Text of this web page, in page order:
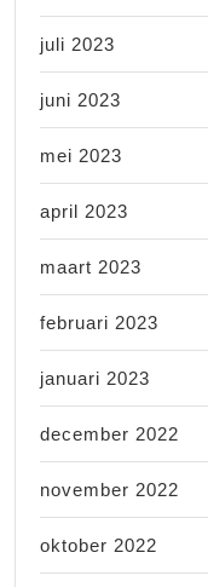
juli 2023
juni 2023
mei 2023
april 2023
maart 2023
februari 2023
januari 2023
december 2022
november 2022
oktober 2022